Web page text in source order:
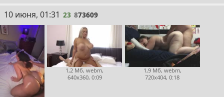
23
10 июня, 01:31 23 873609
1,2 Мб, webm,
640x360, 0:09
1,9 Мб, webm,
720x404, 0:18